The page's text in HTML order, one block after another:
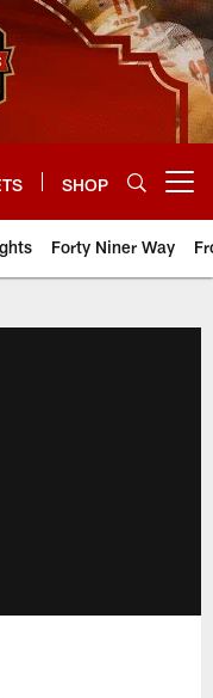
SHOP
Forty Niner Way